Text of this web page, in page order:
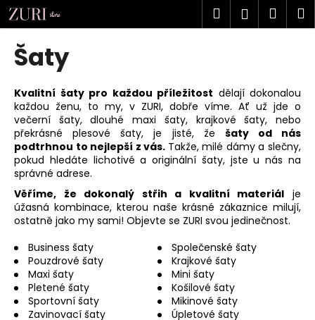
Přejít
na
obsah
Hledat
Šaty
Kvalitní šaty pro každou příležitost dělají dokonalou
každou ženu, to my, v ZURI, dobře víme. Ať už jde o
večerní šaty, dlouhé maxi šaty, krajkové šaty, nebo
překrásné plesové šaty, je jisté, že šaty od nás
podtrhnou to nejlepší z vás. Takže, milé dámy a slečny,
pokud hledáte lichotivé a originální šaty, jste u nás na
správné adrese.
Věříme, že dokonalý střih a kvalitní materiál je
úžasná kombinace, kterou naše krásné zákaznice milují,
ostatně jako my sami! Objevte se ZURI svou jedinečnost.
Business šaty
Společenské šaty
Pouzdrové šaty
Krajkové šaty
Maxi šaty
Mini šaty
Pletené šaty
Košilové šaty
Sportovní šaty
Mikinové šaty
Zavinovací šaty
Úpletové šaty
K
o
o
p
o
t
ř
e
b
u
j
e
t
e